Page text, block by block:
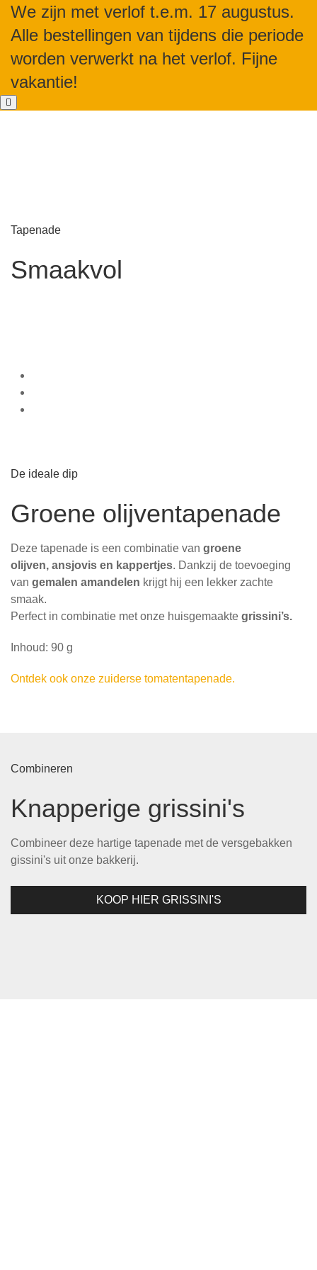
We zijn met verlof t.e.m. 17 augustus.
Alle bestellingen van tijdens die periode
worden verwerkt na het verlof. Fijne
vakantie!
Tapenade
Smaakvol
De ideale dip
Groene olijventapenade
Deze tapenade is een combinatie van groene
olijven, ansjovis en kappertjes. Dankzij de toevoeging
van gemalen amandelen krijgt hij een lekker zachte
smaak.
Perfect in combinatie met onze huisgemaakte grissini’s.
Inhoud: 90 g
Ontdek ook onze zuiderse tomatentapenade.
Combineren
Knapperige grissini's
Combineer deze hartige tapenade met de versgebakken
gissini's uit onze bakkerij.
KOOP HIER GRISSINI'S